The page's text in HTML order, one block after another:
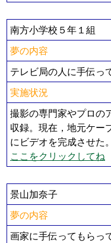
南方小学校５年１組
夢の内容
テレビ局の人に手伝っ
実施状況
撮影の専門家やプロの
収録。現在，地元ケー
にビデオを完成させた。
ここをクリックしてね
景山加奈子
夢の内容
画家に手伝ってもらっ